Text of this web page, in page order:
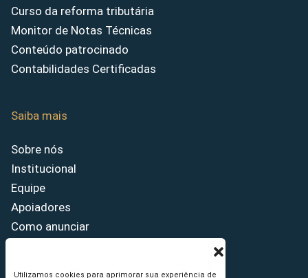
Utilizamos cookies para aprimorar sua experiência de
Curso da reforma tributária
Monitor de Notas Técnicas
Conteúdo patrocinado
Contabilidades Certificadas
Saiba mais
Sobre nós
Institucional
Equipe
Apoiadores
Como anunciar